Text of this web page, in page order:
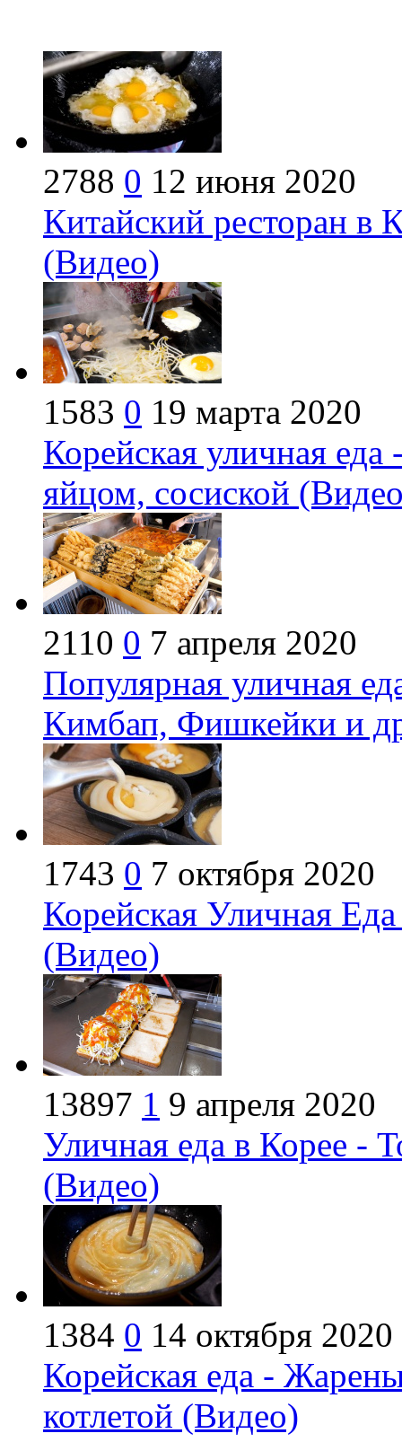
2788 0 12 июня 2020
Китайский ресторан в
(Видео)
1583 0 19 марта 2020
Корейская уличная
яйцом, сосиской
2110 0 7 апреля 2020
Популярная уличная
Кимбап, Фишкейки и
1743 0 7 октября 2020
Корейская Уличная
(Видео)
13897 1 9 апреля 2020
Уличная еда в Корее -
(Видео)
1384 0 14 октября 2020
Корейская еда -
котлетой (Видео)